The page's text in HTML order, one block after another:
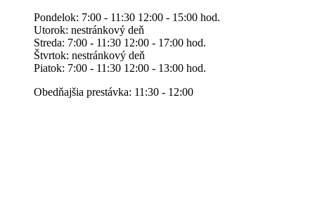
Pondelok: 7:00 - 11:30 12:00 - 15:00 hod.
Utorok: nestránkový deň
Streda: 7:00 - 11:30 12:00 - 17:00 hod.
Štvrtok: nestránkový deň
Piatok: 7:00 - 11:30 12:00 - 13:00 hod.
Obedňajšia prestávka: 11:30 - 12:00